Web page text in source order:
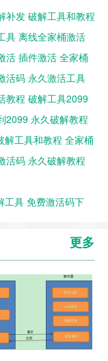
补发 破解工具和教程
具 离线全家桶激活
活 插件激活 全家桶
活码 永久激活工具
教程 破解工具2099
2099 永久破解教程
工具和教程 全家桶
活码 永久破解教程
工具 免费激活码下
更多